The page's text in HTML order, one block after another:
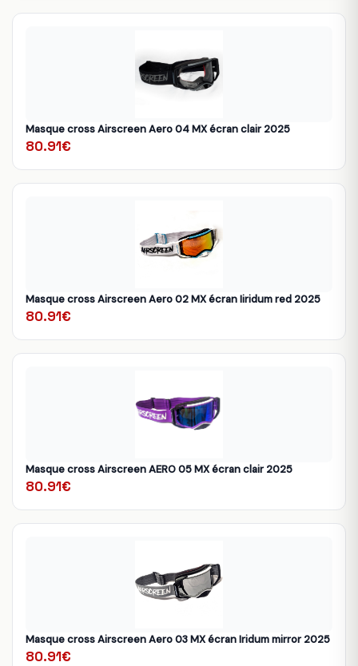
Masque cross Airscreen Aero 04 MX écran clair 2025
80.91€
Masque cross Airscreen Aero 02 MX écran Iiridum red 2025
80.91€
Masque cross Airscreen AERO 05 MX écran clair 2025
80.91€
Masque cross Airscreen Aero 03 MX écran Iridum mirror 2025
80.91€